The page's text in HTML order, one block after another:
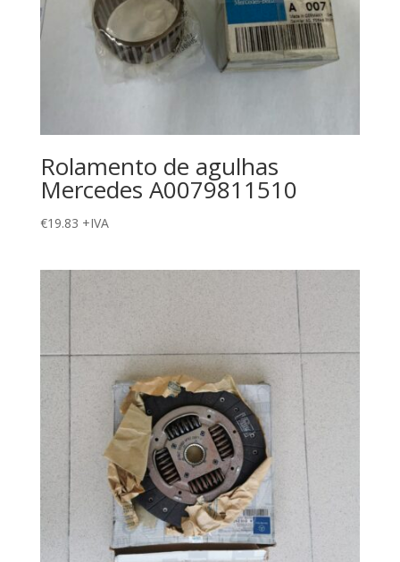
Rolamento de agulhas
Mercedes A0079811510
€19.83 +IVA